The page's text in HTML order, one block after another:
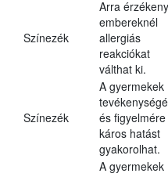
Színezék
Arra érzékeny
embereknél
allergiás
reakciókat
válthat ki.
Színezék
A gyermekek
és figyelmére
káros hatást
gyakorolhat.
A gyermekek